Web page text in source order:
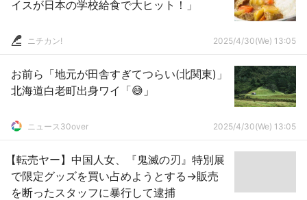
イスが日本の学校給食で大ヒット！」
ニチカン! 2025/4/30(We) 13:05
お前ら「地元が田舎すぎてつらい(北関東)」
北海道白老町出身ワイ「😅」
ニュース30over 2025/4/30(We) 13:05
【転売ヤー】中国人女、『鬼滅の刃』特別展
で限定グッズを買い占めようとする→販売
を断ったスタッフに暴行して逮捕